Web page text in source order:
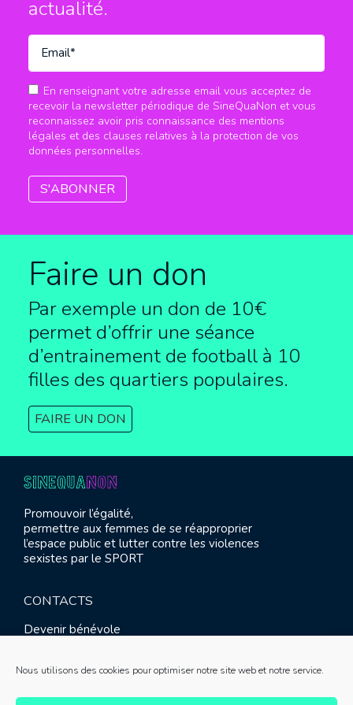
Nous utilisons des cookies pour optimiser notre site web et notre service.
actualité.
En renseignant votre adresse email vous acceptez de
recevoir la newsletter périodique de SineQuaNon et vous
reconnaissez avoir pris connaissance des mentions
légales et des clauses relatives à la protection de vos
données personnelles.
Faire un don
Par exemple un don de 10€
permet d’offrir une séance
d’entrainement de football à 10
filles des quartiers populaires.
FAIRE UN DON
Promouvoir l’égalité,
permettre aux femmes de se réapproprier
l’espace public et lutter contre les violences
sexistes par le SPORT
CONTACTS
Devenir bénévole
Contact